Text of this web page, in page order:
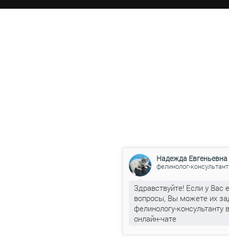
Надежда Евгеньевна
фелинолог-консультант
Здравствуйте! Если у Вас
вопросы, Вы можете их
фелинологу-консультанту в
онлайн-чате